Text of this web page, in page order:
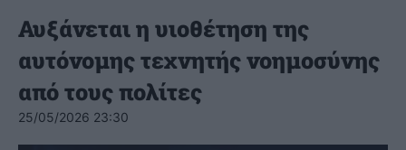
Αυξάνεται η υιοθέτηση της
αυτόνομης τεχνητής νοημοσύνης
από τους πολίτες
25/05/2026 23:30